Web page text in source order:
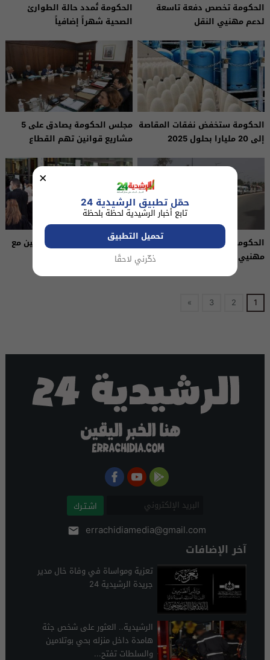
الحكومة تخصص دفعة تاسعة
لدعم مهنيي النقل
الحكومة تُمدد حالة الطوارئ
الصحية شهراً إضافياً
الحكومة ستخفض نفقات المقاصة
إلى 20 مليارا بحلول 2025
مجلس الحكومة يصادق على 5
مشاريع قوانين تهم القطاع
الحكومة تقر دعما جديدا لفائدة
مهنيي النقل
اتفاق ينهي خلافات المحامين مع
الحكومة
1
2
3
»
اشـتـرك
errachidiamedia@gmail.com
آخر الإضافات
تعزية ومواساة في وفاة خال مدير
جريدة الرشيدية 24
الرشيدية.. العثور على شخص جثة
هامدة داخل منزله بحي بوتلامين
والسلطات تفتح...
×
حمّل تطبيق الرشيدية 24
تابع أخبار الرشيدية لحظة بلحظة
تحميل التطبيق
ذكّرني لاحقًا